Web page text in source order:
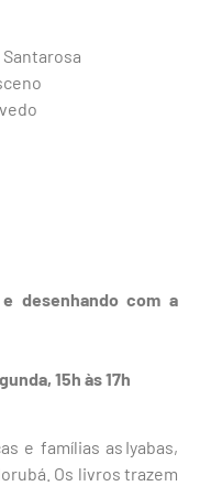
desenhando com a
15h às 17h
e famílias as Iyabas,
Os livros trazem